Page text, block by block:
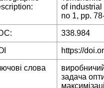
of industrial
no 1, pp.
338.984
https://
слова
задача